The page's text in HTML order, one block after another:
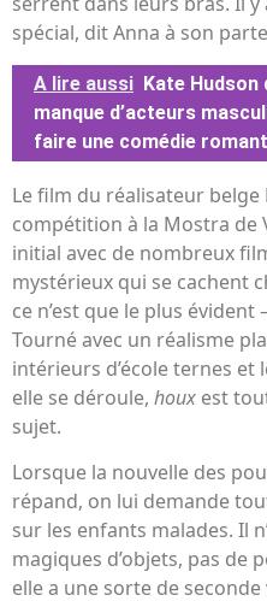
spécial, dit Anna à son
A lire aussi Kate Hudson
manque d’acteurs
faire une comédie
Le film du réalisateur belge
compétition à la Mostra de
initial avec de nombreux
mystérieux qui se cachent
ce n’est que le plus évident
Tourné avec un réalisme
intérieurs d’école ternes
elle se déroule, houx est
sujet.
Lorsque la nouvelle des
répand, on lui demande
sur les enfants malades. Il
magiques d’objets, pas de
elle a une sorte de